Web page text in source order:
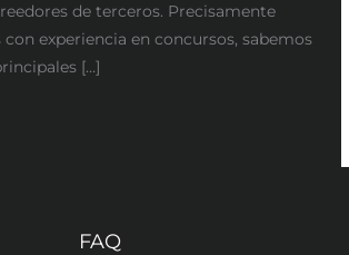
de terceros. Precisamente
experiencia en concursos, sabemos
[…]
FAQ